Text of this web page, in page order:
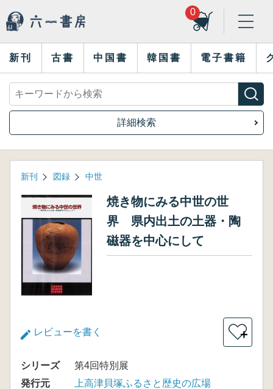
0
新刊 古書 中国書 韓国書 電子書籍
詳細検索
新刊 図録 中世
焼き物にみる中世の世
界 県内出土の土器・陶
磁器を中心にして
レビューを書く ＋
シリーズ
第4回特別展
発行元
上高津貝塚ふるさと歴史の広場